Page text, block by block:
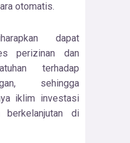
otomatis.
dapat
perizinan dan
terhadap
sehingga
iklim investasi
di